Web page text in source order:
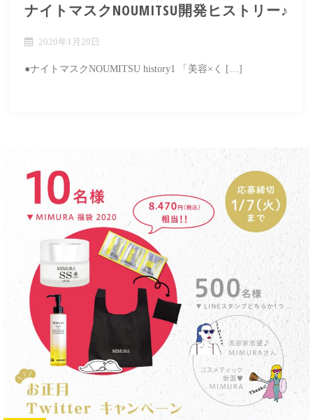
ナイトマスクNOUMITSU開発ヒストリー♪
2020年1月29日
●ナイトマスクNOUMITSU history1 「美容×く […]